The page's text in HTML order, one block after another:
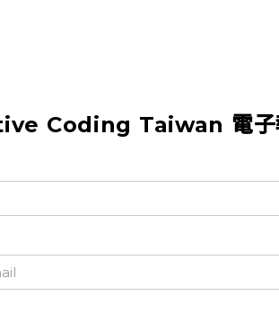
Coding Taiwan 電子